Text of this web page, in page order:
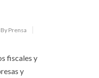
By Prensa
fiscales y
y